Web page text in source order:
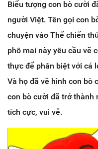
Biểu tượng con bò cười
người Việt. Tên gọi con
chuyện vào Thế chiến
phô mai này yêu cầu vẽ
thực để phân biệt với cá
Và họ đã vẽ hình con bò
con bò cười đã trở thành
tích cực, vui vẻ.